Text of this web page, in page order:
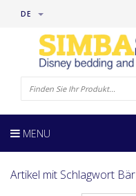
DE
MENU
Artikel mit Schlagwort Bär